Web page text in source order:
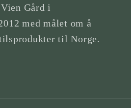
Gård i
med målet om å
til Norge.